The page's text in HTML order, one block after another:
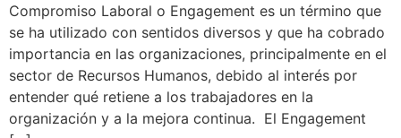
Compromiso Laboral o Engagement es un término que
se ha utilizado con sentidos diversos y que ha cobrado
importancia en las organizaciones, principalmente en el
sector de Recursos Humanos, debido al interés por
entender qué retiene a los trabajadores en la
organización y a la mejora continua. El Engagement